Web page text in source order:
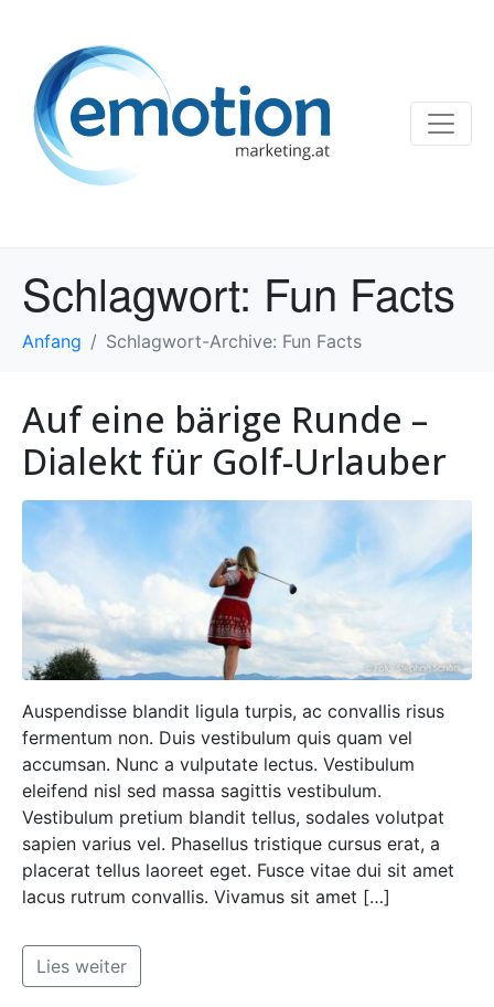
Schlagwort: Fun Facts
Anfang Schlagwort-Archive: Fun Facts
Auf eine bärige Runde –
Dialekt für Golf-Urlauber
Auspendisse blandit ligula turpis, ac convallis risus
fermentum non. Duis vestibulum quis quam vel
accumsan. Nunc a vulputate lectus. Vestibulum
eleifend nisl sed massa sagittis vestibulum.
Vestibulum pretium blandit tellus, sodales volutpat
sapien varius vel. Phasellus tristique cursus erat, a
placerat tellus laoreet eget. Fusce vitae dui sit amet
lacus rutrum convallis. Vivamus sit amet […]
Lies weiter